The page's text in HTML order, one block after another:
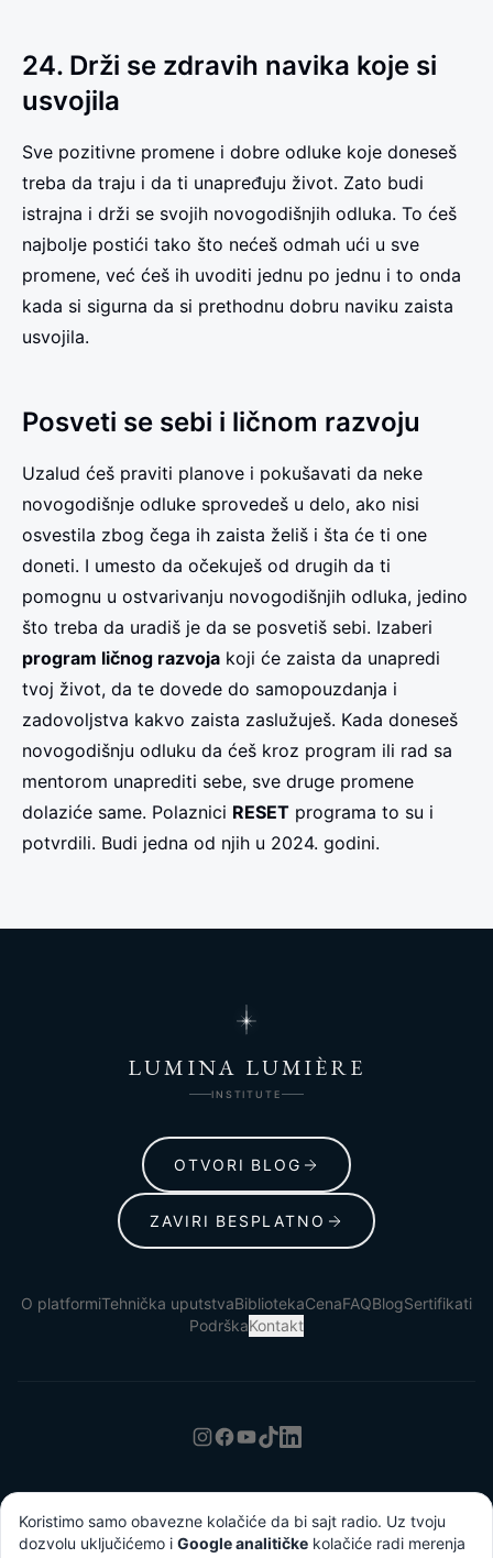
24. Drži se zdravih navika koje si
usvojila
Sve pozitivne promene i dobre odluke koje doneseš
treba da traju i da ti unapređuju život. Zato budi
istrajna i drži se svojih novogodišnjih odluka. To ćeš
najbolje postići tako što nećeš odmah ući u sve
promene, već ćeš ih uvoditi jednu po jednu i to onda
kada si sigurna da si prethodnu dobru naviku zaista
usvojila.
Posveti se sebi i ličnom razvoju
Uzalud ćeš praviti planove i pokušavati da neke
novogodišnje odluke sprovedeš u delo, ako nisi
osvestila zbog čega ih zaista želiš i šta će ti one
doneti. I umesto da očekuješ od drugih da ti
pomognu u ostvarivanju novogodišnjih odluka, jedino
što treba da uradiš je da se posvetiš sebi. Izaberi
program ličnog razvoja koji će zaista da unapredi
tvoj život, da te dovede do samopouzdanja i
zadovoljstva kakvo zaista zaslužuješ. Kada doneseš
novogodišnju odluku da ćeš kroz program ili rad sa
mentorom unaprediti sebe, sve druge promene
dolaziće same. Polaznici RESET programa to su i
potvrdili. Budi jedna od njih u 2024. godini.
LUMINA LUMIÈRE
INSTITUTE
OTVORI BLOG
ZAVIRI BESPLATNO
O platformiTehnička uputstvaBibliotekaCenaFAQBlogSertifikati
PodrškaKontakt
© 2026 Lumina Lumiere Institute
Koristimo samo obavezne kolačiće da bi sajt radio. Uz tvoju
dozvolu uključićemo i Google analitičke kolačiće radi merenja